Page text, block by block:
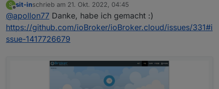
S
Offline
sit-inschrieb am 21. Okt. 2022, 04:45
zuletzt editiert von
@apollon77 Danke, habe ich gemacht :)
https://github.com/ioBroker/ioBroker.cloud/issues/331#i
ssue-1417726679